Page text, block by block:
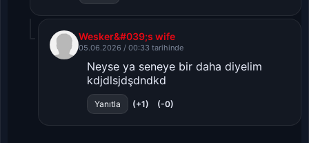
Wesker&#039;s wife
05.06.2026 / 00:33 tarihinde
Neyse ya seneye bir daha diyelim
kdjdlsjdşdndkd
Yanıtla (+1) (-0)